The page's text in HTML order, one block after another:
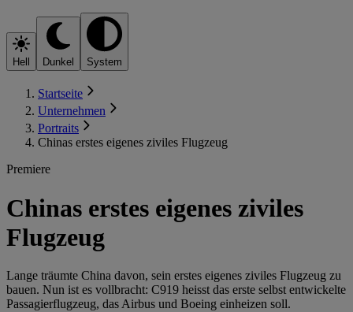
Hell Dunkel System
Startseite
Unternehmen
Portraits
Chinas erstes eigenes ziviles Flugzeug
Premiere
Chinas erstes eigenes ziviles
Flugzeug
Lange träumte China davon, sein erstes eigenes ziviles Flugzeug zu
bauen. Nun ist es vollbracht: C919 heisst das erste selbst entwickelte
Passagierflugzeug, das Airbus und Boeing einheizen soll.